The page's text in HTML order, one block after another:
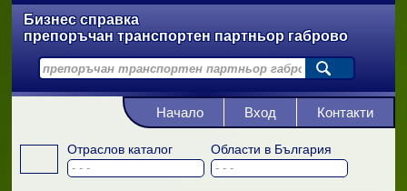
Бизнес справка
препоръчан транспортен партньор габрово
Отраслов каталог Области в България
Начало Вход Контакти